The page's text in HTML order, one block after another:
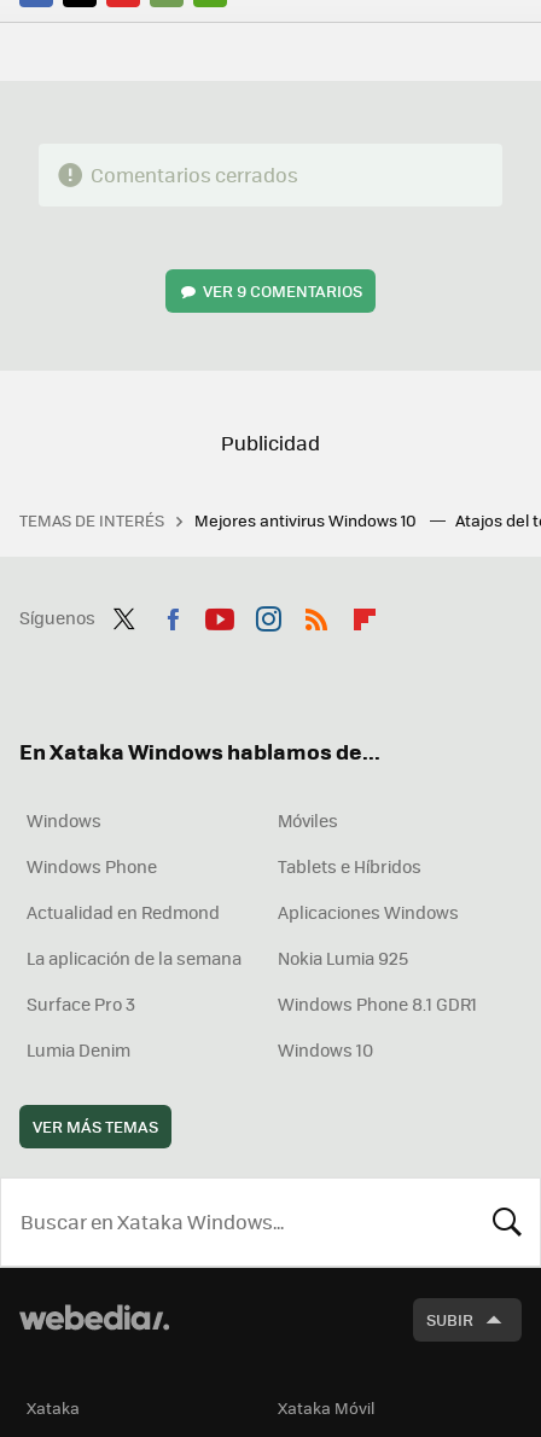
FACEBOOK
TWITTERFLIPBOARD
E-
WHATSAPP
Comentarios cerrados
VER 9 COMENTARIOS
TEMAS DE INTERÉS Mejores antivirus Windows 10 Atajos del
Síguenos
En Xataka Windows hablamos de...
Windows
Móviles
Windows Phone
Tablets e Híbridos
Actualidad en Redmond
Aplicaciones Windows
La aplicación de la semana
Nokia Lumia 925
Surface Pro 3
Windows Phone 8.1 GDR1
Lumia Denim
Windows 10
VER MÁS TEMAS
SUBIR
Xataka
Xataka Móvil